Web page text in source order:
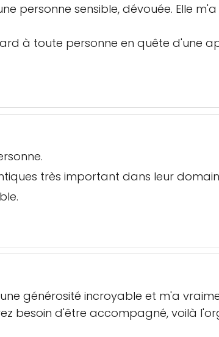
personne sensible, dévouée. Elle
à toute personne en quête d'une
très important dans leur
générosité incroyable et m'a
besoin d'être accompagné, voilà